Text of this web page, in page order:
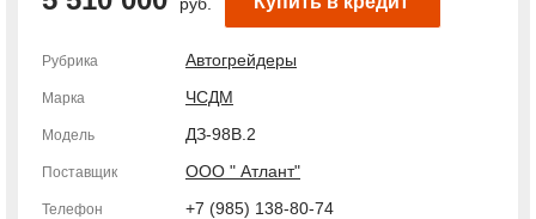
Рубрика Автогрейдеры
Марка ЧСДМ
Модель ДЗ-98В.2
Поставщик ООО " Атлант"
Телефон +7 (985) 138-80-74